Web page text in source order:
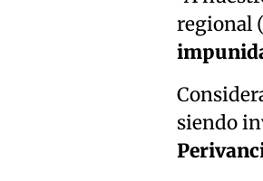
regional
siendo